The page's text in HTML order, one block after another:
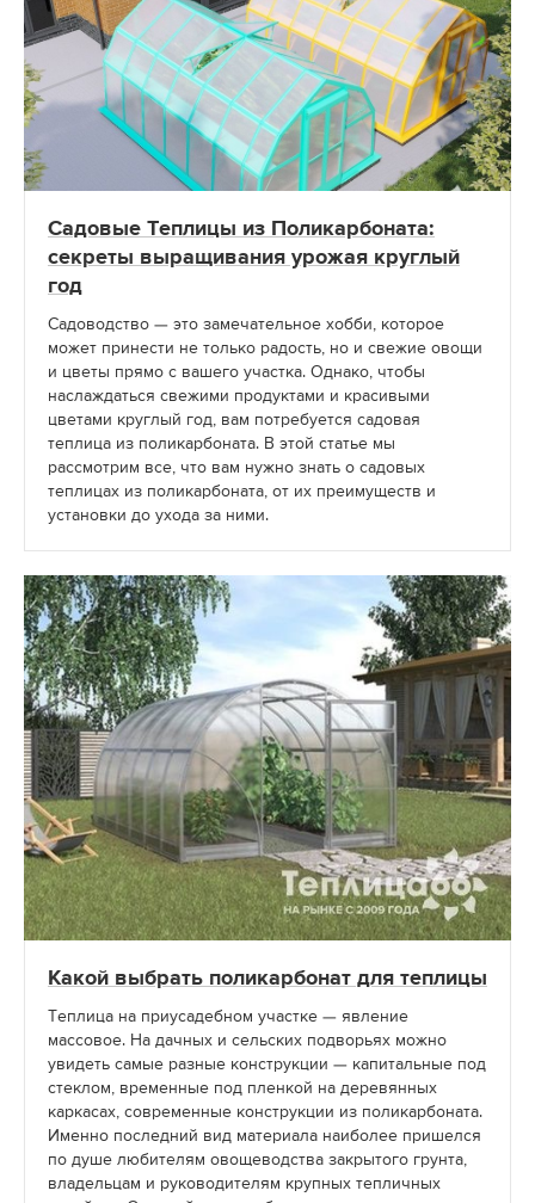
Садовые Теплицы из Поликарбоната:
секреты выращивания урожая круглый
год
Садоводство — это замечательное хобби, которое
может принести не только радость, но и свежие овощи
и цветы прямо с вашего участка. Однако, чтобы
наслаждаться свежими продуктами и красивыми
цветами круглый год, вам потребуется садовая
теплица из поликарбоната. В этой статье мы
рассмотрим все, что вам нужно знать о садовых
теплицах из поликарбоната, от их преимуществ и
установки до ухода за ними.
Какой выбрать поликарбонат для теплицы
Теплица на приусадебном участке — явление
массовое. На дачных и сельских подворьях можно
увидеть самые разные конструкции — капитальные под
стеклом, временные под пленкой на деревянных
каркасах, современные конструкции из поликарбоната.
Именно последний вид материала наиболее пришелся
по душе любителям овощеводства закрытого грунта,
владельцам и руководителям крупных тепличных